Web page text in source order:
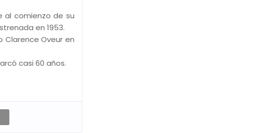
al comienzo de su
en 1953.
Oveur en
casi 60 años.